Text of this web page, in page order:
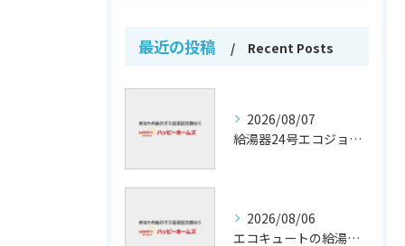
最近の投稿 Recent Posts
2026/08/07
給湯器24号エコジョーズの省エネ技術解説
2026/08/06
エコキュートの給湯効率と省エネ効果